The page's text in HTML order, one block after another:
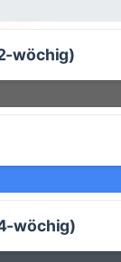
wöchig)
wöchig)